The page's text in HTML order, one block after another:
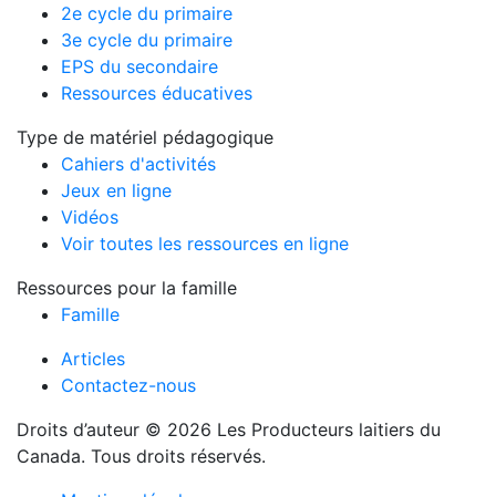
2e cycle du primaire
3e cycle du primaire
EPS du secondaire
Ressources éducatives
Type de matériel pédagogique
Cahiers d'activités
Jeux en ligne
Vidéos
Voir toutes les ressources en ligne
Ressources pour la famille
Famille
Droits d’auteur © 2026 Les Producteurs laitiers du
Canada. Tous droits réservés.
Articles
Contactez-nous